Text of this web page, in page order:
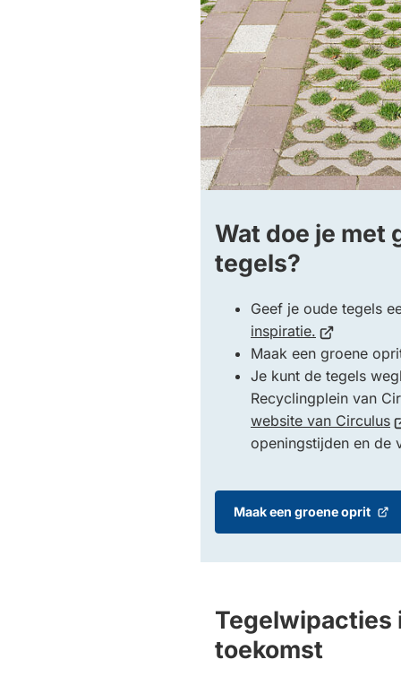
Wat doe je met
tegels?
Geef je oude tegels
inspiratie. (Verwijst
naar
een
externe
website)
Maak een groene
Je kunt de tegels
Recyclingplein van
website van Circulus
openingstijden en de
Maak een groene oprit
(Verwijst
een
Tegelwipacties
toekomst